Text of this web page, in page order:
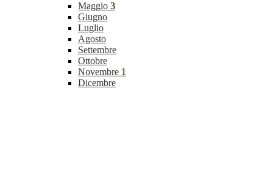
Maggio 3
Giugno
Luglio
Agosto
Settembre
Ottobre
Novembre 1
Dicembre